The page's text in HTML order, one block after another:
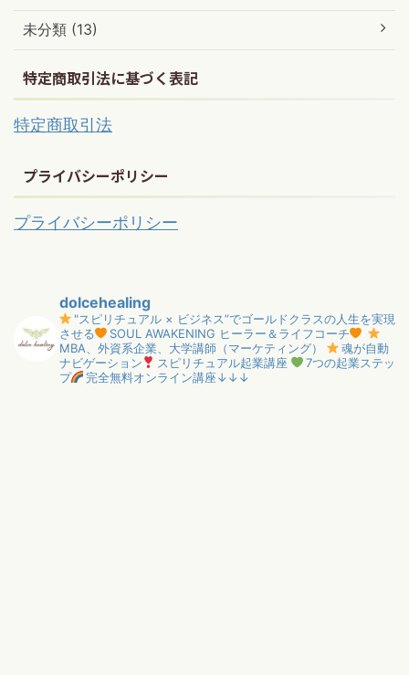
未分類 (13)
特定商取引法に基づく表記
特定商取引法
プライバシーポリシー
プライバシーポリシー
dolcehealing
"スピリチュアル × ビジネス”でゴールドクラスの人生を実現
させる
SOUL AWAKENING ヒーラー＆ライフコーチ
MBA、外資系企業、大学講師（マーケティング）
魂が自動
ナビゲーション
スピリチュアル起業講座
7つの起業ステッ
プ
完全無料オンライン講座↓↓↓